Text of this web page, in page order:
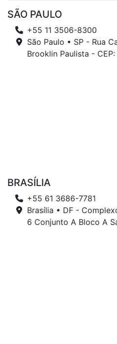
SÃO PAULO
+55 11 3506-8300
São Paulo • SP - Rua
Brooklin Paulista -
BRASÍLIA
+55 61 3686-7781
Brasília • DF -
6 Conjunto A Bloco A